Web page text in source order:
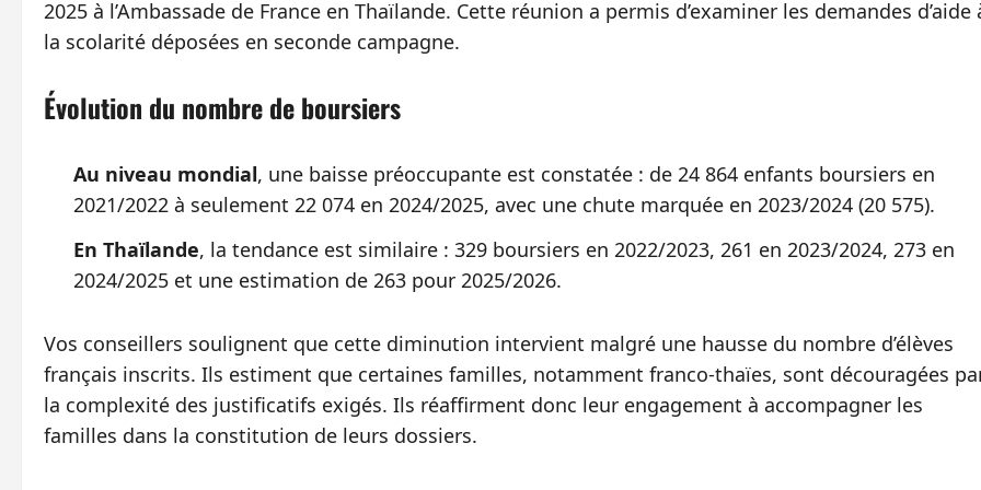
2025 à l’Ambassade de France en Thaïlande. Cette réunion a permis d’examiner les demandes d’aide
la scolarité déposées en seconde campagne.
Évolution du nombre de boursiers
Au niveau mondial, une baisse préoccupante est constatée : de 24 864 enfants boursiers en
2021/2022 à seulement 22 074 en 2024/2025, avec une chute marquée en 2023/2024 (20 575).
En Thaïlande, la tendance est similaire : 329 boursiers en 2022/2023, 261 en 2023/2024, 273 en
2024/2025 et une estimation de 263 pour 2025/2026.
Vos conseillers soulignent que cette diminution intervient malgré une hausse du nombre d’élèves
français inscrits. Ils estiment que certaines familles, notamment franco-thaïes, sont découragées
la complexité des justificatifs exigés. Ils réaffirment donc leur engagement à accompagner les
familles dans la constitution de leurs dossiers.